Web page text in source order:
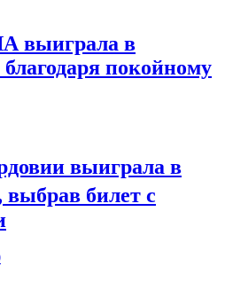
выиграла в
покойному
выиграла в
билет с